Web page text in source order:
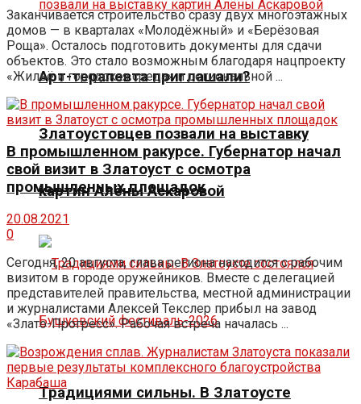
Арт-терапевта приглашали?
Златоустовцев позвали на выставку
картин Алёны Аскаровой
Традициями сильны. В Златоусте
Заканчивается строительство сразу двух многоэтажных
домов — в кварталах «Молодёжный» и «Берёзовая
Роща». Осталось подготовить документы для сдачи
объектов. Это стало возможным благодаря нацпроекту
«Жильё и городская среда» и региональной ...
В промышленном ракурсе. Губернатор начал
свой визит в Златоуст с осмотра
промышленных площадок
20.08.2021
0
Сегодня, 20 августа, глава региона находится с рабочим
визитом в городе оружейников. Вместе с делегацией
представителей правительства, местной администрации
и журналистами Алексей Текслер прибыл на завод
«Злато-Прогресс». Рабочая встреча началась ...